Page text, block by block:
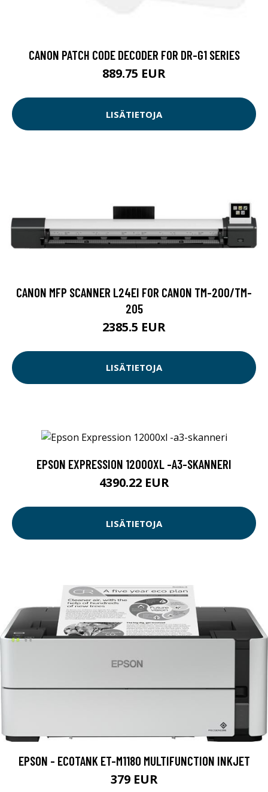
CANON PATCH CODE DECODER FOR DR-G1 SERIES
889.75 EUR
LISÄTIETOJA
CANON MFP SCANNER L24EI FOR CANON TM-200/TM-
205
2385.5 EUR
LISÄTIETOJA
EPSON EXPRESSION 12000XL -A3-SKANNERI
4390.22 EUR
LISÄTIETOJA
EPSON - ECOTANK ET-M1180 MULTIFUNCTION INKJET
379 EUR